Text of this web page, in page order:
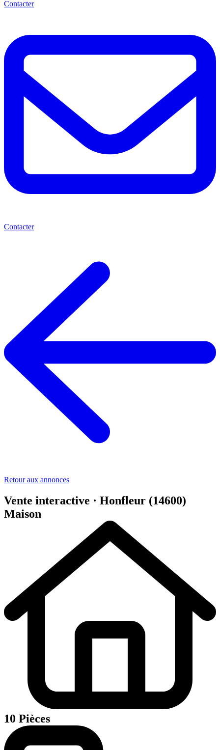
Contacter
Contacter
Retour aux annonces
Vente interactive · Honfleur (14600)
Maison
10 Pièces